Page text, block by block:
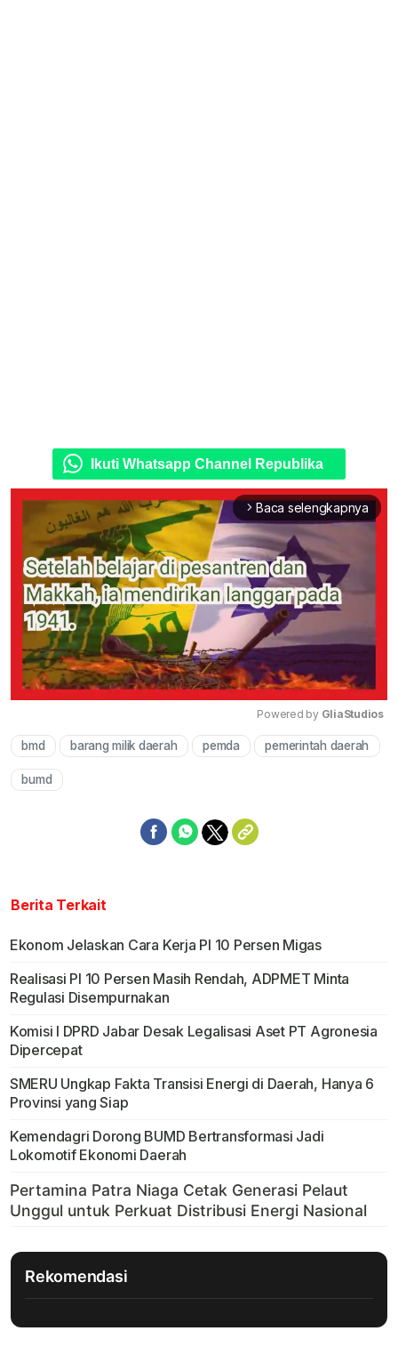
Ikuti Whatsapp Channel Republika
arrow_forward_ios Baca selengkapnya
Mute
Powered by GliaStudios
bmd barang milik daerah pemda pemerintah daerah
bumd
Berita Terkait
Ekonom Jelaskan Cara Kerja PI 10 Persen Migas
Realisasi PI 10 Persen Masih Rendah, ADPMET Minta
Regulasi Disempurnakan
Komisi I DPRD Jabar Desak Legalisasi Aset PT Agronesia
Dipercepat
SMERU Ungkap Fakta Transisi Energi di Daerah, Hanya 6
Provinsi yang Siap
Kemendagri Dorong BUMD Bertransformasi Jadi
Lokomotif Ekonomi Daerah
Rekomendasi